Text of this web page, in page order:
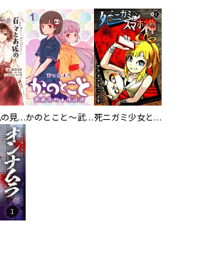
百々とお狐の見習い巫女生活【単行本版】 かのとこと～武蔵花町怪話譚～ 【連載版】 死ニガミ少女とスマホ神